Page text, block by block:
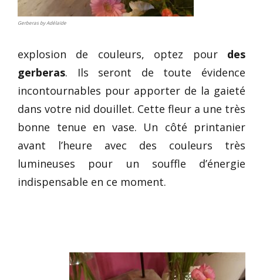
Gerberas by Adélaïde
explosion de couleurs, optez pour des
gerberas. Ils seront de toute évidence
incontournables pour apporter de la gaieté
dans votre nid douillet. Cette fleur a une très
bonne tenue en vase. Un côté printanier
avant l’heure avec des couleurs très
lumineuses pour un souffle d’énergie
indispensable en ce moment.